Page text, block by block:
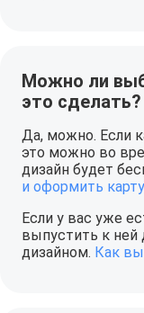
Можно ли
это сделать?
Да, можно. Если
это можно во
дизайн будет
и оформить карту
Если у вас уже
выпустить к ней
дизайном. Как